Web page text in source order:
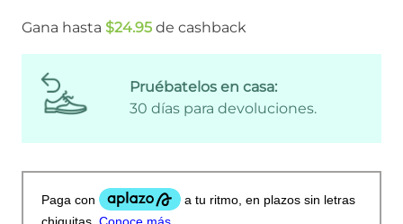
Gana hasta $24.95 de cashback
Pruébatelos en casa:
30 días para devoluciones.